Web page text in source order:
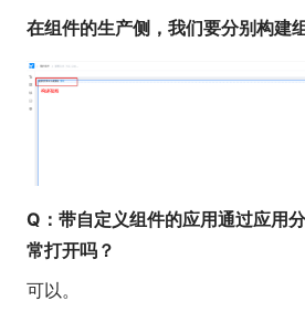
在组件的生产侧，我们要分别构建
Q：带自定义组件的应用通过应用
常打开吗？
可以。